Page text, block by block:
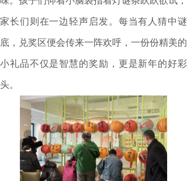
家长们则在一边轻声启发。每当有人猜中谜
底，兑奖区便会传来一阵欢呼，一份份精美的
小礼品不仅是智慧的奖励，更是新年的好彩
头。